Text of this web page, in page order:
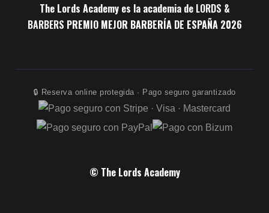
The Lords Academy es la academia de LORDS &
BARBERS PREMIO MEJOR BARBERÍA DE ESPAÑA 2026
🔒 Reserva online protegida · Pago seguro garantizado
© The Lords Academy